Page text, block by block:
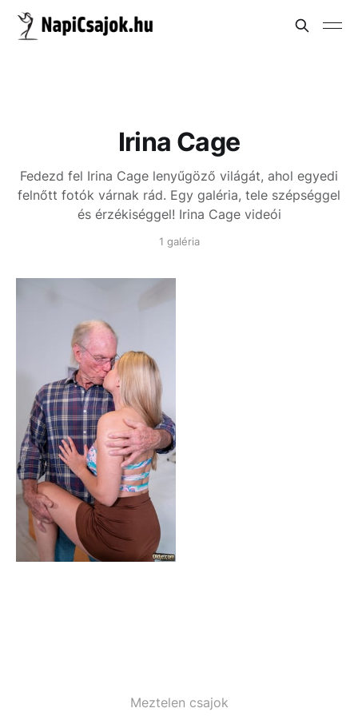
Irina Cage
Fedezd fel Irina Cage lenyűgöző világát, ahol egyedi
felnőtt fotók várnak rád. Egy galéria, tele szépséggel
és érzékiséggel! Irina Cage videói
1 galéria
Meztelen csajok